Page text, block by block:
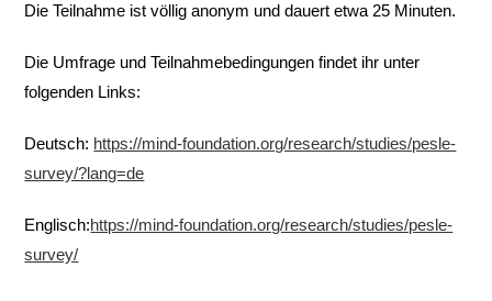
Die Teilnahme ist völlig anonym und dauert etwa 25 Minuten.
Die Umfrage und Teilnahmebedingungen findet ihr unter
folgenden Links:
Deutsch: https://mind-foundation.org/research/studies/pesle-
survey/?lang=de
Englisch:https://mind-foundation.org/research/studies/pesle-
survey/